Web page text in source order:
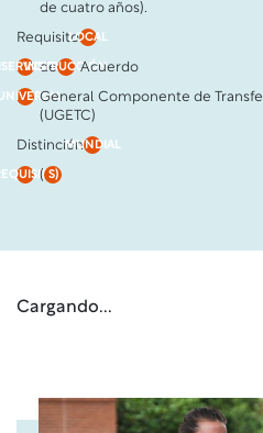
de cuatro años).
RequisitoLOCAL
de
INSTRUCCIÓNAcuerdo
General Componente de
(UGETC)
DistinciónMUNDIAL
( S)
Cargando...